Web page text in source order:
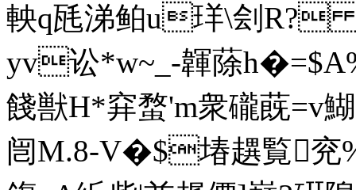
軮q瓱涕鲌u珜\刽
yv讼*w~_-韗蒢
餞獣H*穽蝥'm衆礲蔇
闿M.8-V�$堾趩覧兖